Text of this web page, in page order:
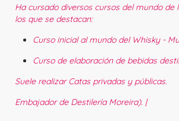
Ha cursado diversos cursos del mundo de
los que se destacan:
Curso inicial al mundo del Whisky -
Curso de elaboración de bebidas
Suele realizar Catas privadas y públicas.
Embajador de Destilería Moreira). |